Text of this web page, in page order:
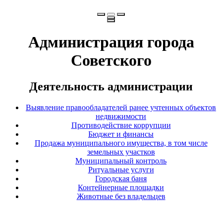
Администрация города
Советского
Деятельность администрации
Выявление правообладателей ранее учтенных объектов
недвижимости
Противодействие коррупции
Бюджет и финансы
Продажа муниципального имущества, в том числе
земельных участков
Муниципальный контроль
Ритуальные услуги
Городская баня
Контейнерные площадки
Животные без владельцев